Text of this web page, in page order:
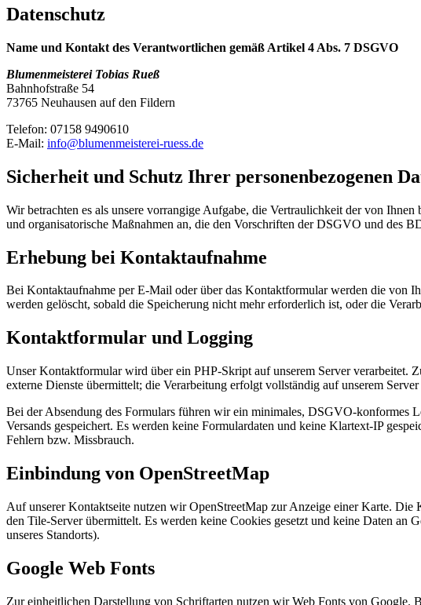
Datenschutz
Name und Kontakt des Verantwortlichen gemäß Artikel 4 Abs. 7 DSGVO
Blumenmeisterei Tobias Rueß
Bahnhofstraße 54
73765 Neuhausen auf den Fildern
Telefon: 07158 9490610
E-Mail: info@blumenmeisterei-ruess.de
Sicherheit und Schutz Ihrer personenbezogenen
Wir betrachten es als unsere vorrangige Aufgabe, die Vertraulichkeit der von
und organisatorische Maßnahmen an, die den Vorschriften der DSGVO und des
Erhebung bei Kontaktaufnahme
Bei Kontaktaufnahme per E-Mail oder über das Kontaktformular werden die von
werden gelöscht, sobald die Speicherung nicht mehr erforderlich ist, oder die
Kontaktformular und Logging
Unser Kontaktformular wird über ein PHP-Skript auf unserem Server
externe Dienste übermittelt; die Verarbeitung erfolgt vollständig auf unserem
Bei der Absendung des Formulars führen wir ein minimales, DSGVO-konformes
Versands gespeichert. Es werden keine Formulardaten und keine Klartext-IP
Fehlern bzw. Missbrauch.
Einbindung von OpenStreetMap
Auf unserer Kontaktseite nutzen wir OpenStreetMap zur Anzeige einer Karte.
den Tile-Server übermittelt. Es werden keine Cookies gesetzt und keine Daten
unseres Standorts).
Google Web Fonts
Zur einheitlichen Darstellung von Schriftarten nutzen wir Web Fonts von